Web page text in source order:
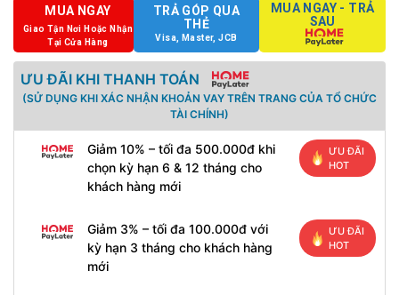
MUA NGAY
Giao Tận Nơi Hoặc Nhận
Tại Cửa Hàng
TRẢ GÓP QUA
THẺ
Visa, Master, JCB
MUA NGAY - TRẢ
SAU
ƯU ĐÃI KHI THANH TOÁN
(SỬ DỤNG KHI XÁC NHẬN KHOẢN VAY TRÊN TRANG CỦA TỔ CHỨC
TÀI CHÍNH)
Giảm 10% – tối đa 500.000đ khi
chọn kỳ hạn 6 & 12 tháng cho
khách hàng mới
ƯU ĐÃI
HOT
Giảm 3% – tối đa 100.000đ với
kỳ hạn 3 tháng cho khách hàng
mới
ƯU ĐÃI
HOT